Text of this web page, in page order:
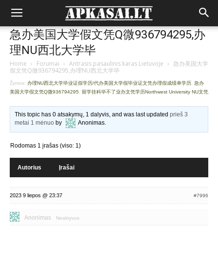
急办美国大学假文凭Q微936794295,办
理NU西北大学毕
Home › Forumai › Antrasis pasaulinis karas Lietuvoje › 急办美国大学
假文凭Q微936794295,办理NU西北大学毕
Žymos: 办理NU西北大学毕业证假学历/代办美国大学假毕业证文凭办理假成绩单学历 急办
美国大学假文凭Q微936794295
留学挂科毕不了业办文凭学历Northwest University NU文凭
This topic has 0 atsakymų, 1 dalyvis, and was last updatedprieš 3
metai 1 mėnuo by Anonimas.
Rodomas 1 įrašas (viso: 1)
Autorius Įrašai
2023 9 liepos @ 23:37 #7996
Anonimas Neaktyvus